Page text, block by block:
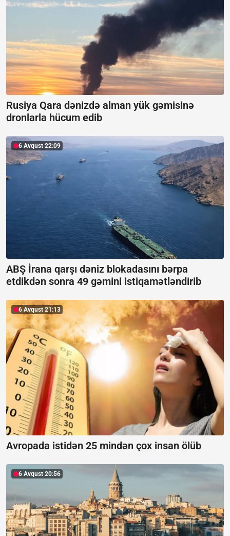
Rusiya Qara dənizdə alman yük gəmisinə
dronlarla hücum edib
6 Avqust 22:09
ABŞ İrana qarşı dəniz blokadasını bərpa
etdikdən sonra 49 gəmini istiqamətləndirib
6 Avqust 21:13
Avropada istidən 25 mindən çox insan ölüb
6 Avqust 20:56